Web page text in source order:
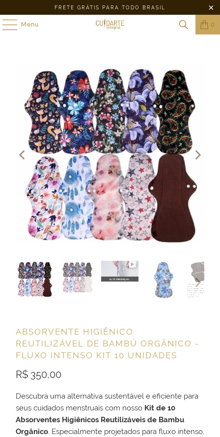
FRETE GRÁTIS PARA TODO BRASIL
Menu 0
ABSORVENTE HIGIÊNICO
REUTILIZÁVEL DE BAMBÚ ORGÂNICO -
FLUXO INTENSO KIT 10 UNIDADES
R$ 350,00
Descubra uma alternativa sustentável e eficiente para
seus cuidados menstruais com nosso Kit de 10
Absorventes Higiênicos Reutilizáveis de Bambu
Orgânico. Especialmente projetados para fluxo intenso,